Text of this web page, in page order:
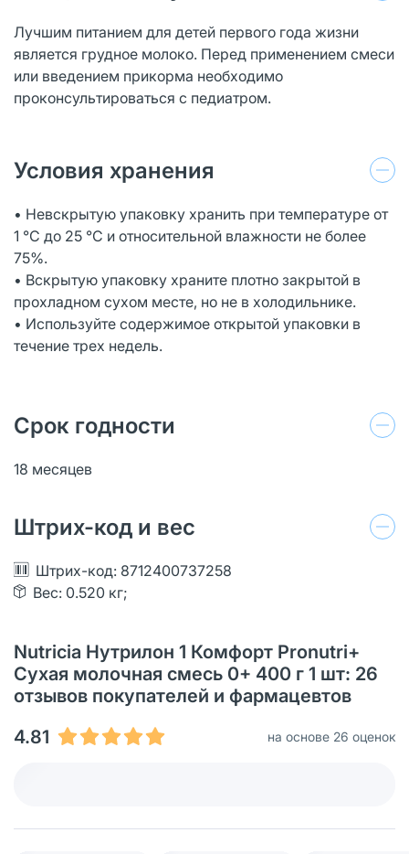
Лучшим питанием для детей первого года жизни
является грудное молоко. Перед применением смеси
или введением прикорма необходимо
проконсультироваться с педиатром.
Условия хранения
• Невскрытую упаковку хранить при температуре от
1 °С до 25 °С и относительной влажности не более
75%.
• Вскрытую упаковку храните плотно закрытой в
прохладном сухом месте, но не в холодильнике.
• Используйте содержимое открытой упаковки в
течение трех недель.
Срок годности
18 месяцев
Штрих-код и вес
Штрих-код: 8712400737258
Вес: 0.520 кг;
Nutricia Нутрилон 1 Комфорт Pronutri+
Сухая молочная смесь 0+ 400 г 1 шт: 26
отзывов покупателей и фармацевтов
4.81
на основе 26 оценок